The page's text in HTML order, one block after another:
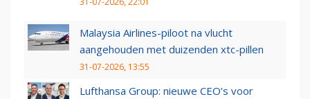
Malaysia Airlines-piloot na vlucht
aangehouden met duizenden xtc-pillen
31-07-2026, 13:55
Lufthansa Group: nieuwe CEO’s voor